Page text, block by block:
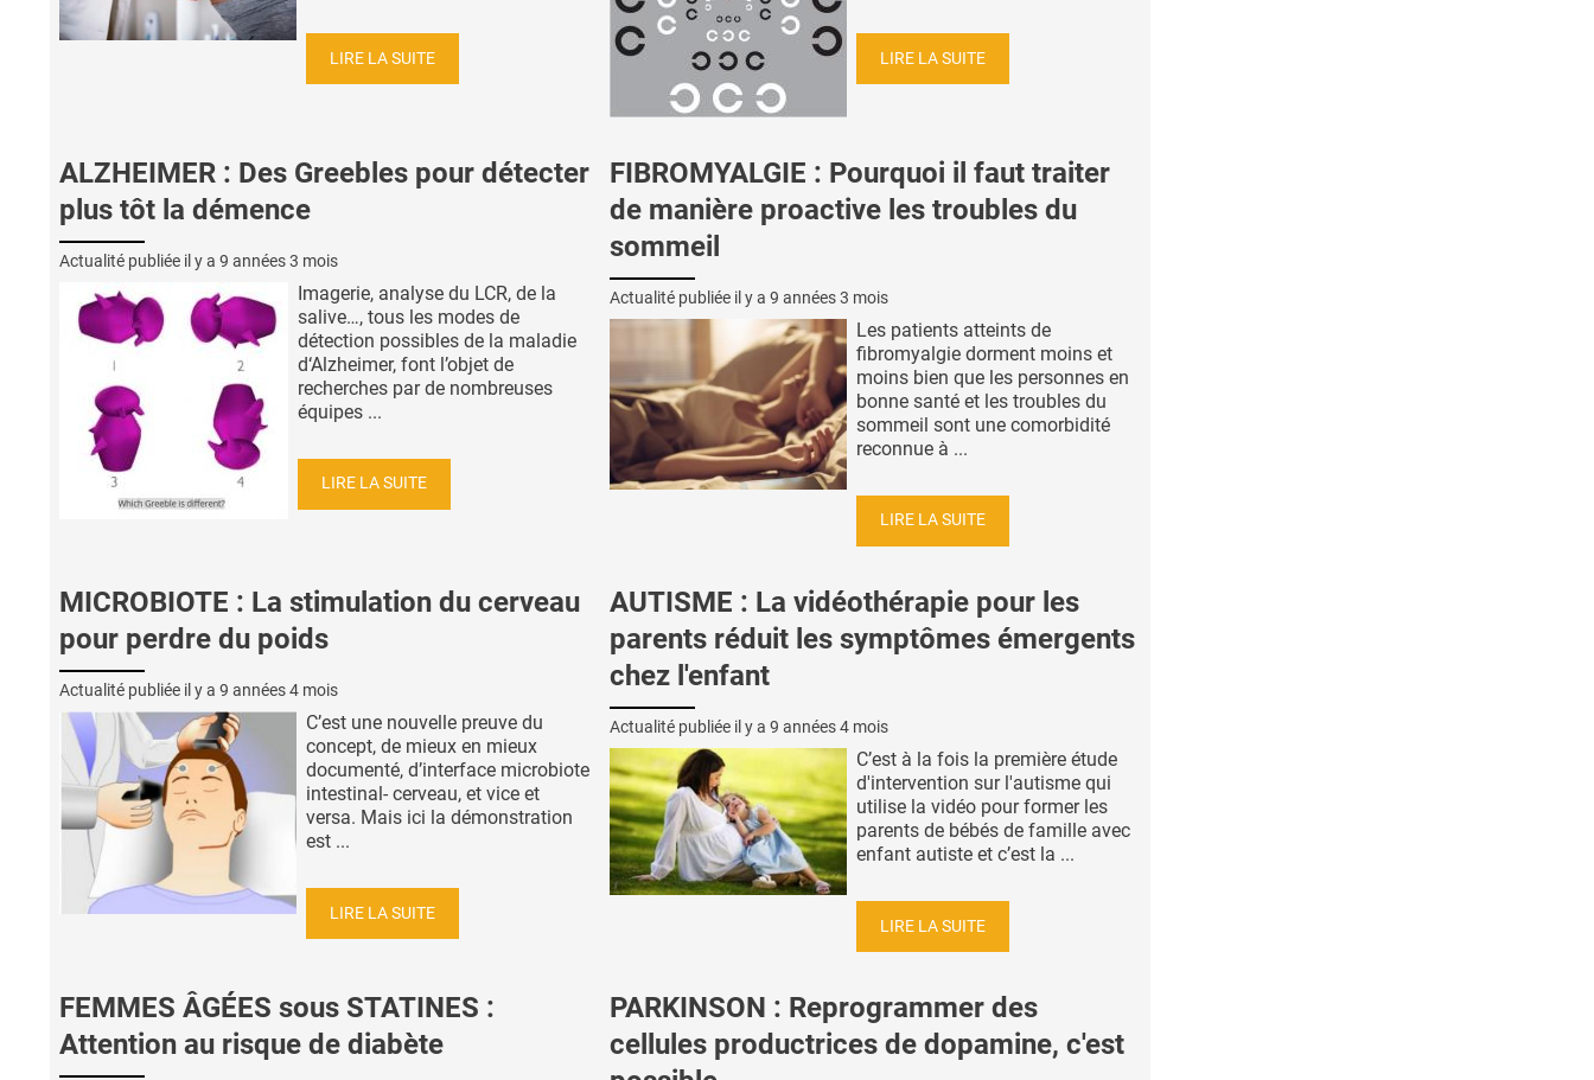
LIRE LA SUITE LIRE LA SUITE
ALZHEIMER : Des Greebles pour détecter
plus tôt la démence
Actualité publiée il y a 9 années 3 mois
Imagerie, analyse du LCR, de la
salive…, tous les modes de
détection possibles de la maladie
d‘Alzheimer, font l’objet de
recherches par de nombreuses
équipes ...
LIRE LA SUITE
FIBROMYALGIE : Pourquoi il faut traiter
de manière proactive les troubles du
sommeil
Actualité publiée il y a 9 années 3 mois
Les patients atteints de
fibromyalgie dorment moins et
moins bien que les personnes en
bonne santé et les troubles du
sommeil sont une comorbidité
reconnue à ...
LIRE LA SUITE
MICROBIOTE : La stimulation du cerveau
pour perdre du poids
Actualité publiée il y a 9 années 4 mois
C’est une nouvelle preuve du
concept, de mieux en mieux
documenté, d’interface microbiote
intestinal- cerveau, et vice et
versa. Mais ici la démonstration
est ...
LIRE LA SUITE
AUTISME : La vidéothérapie pour les
parents réduit les symptômes émergents
chez l'enfant
Actualité publiée il y a 9 années 4 mois
C’est à la fois la première étude
d'intervention sur l'autisme qui
utilise la vidéo pour former les
parents de bébés de famille avec
enfant autiste et c’est la ...
LIRE LA SUITE
FEMMES ÂGÉES sous STATINES :
Attention au risque de diabète
PARKINSON : Reprogrammer des
cellules productrices de dopamine, c'est